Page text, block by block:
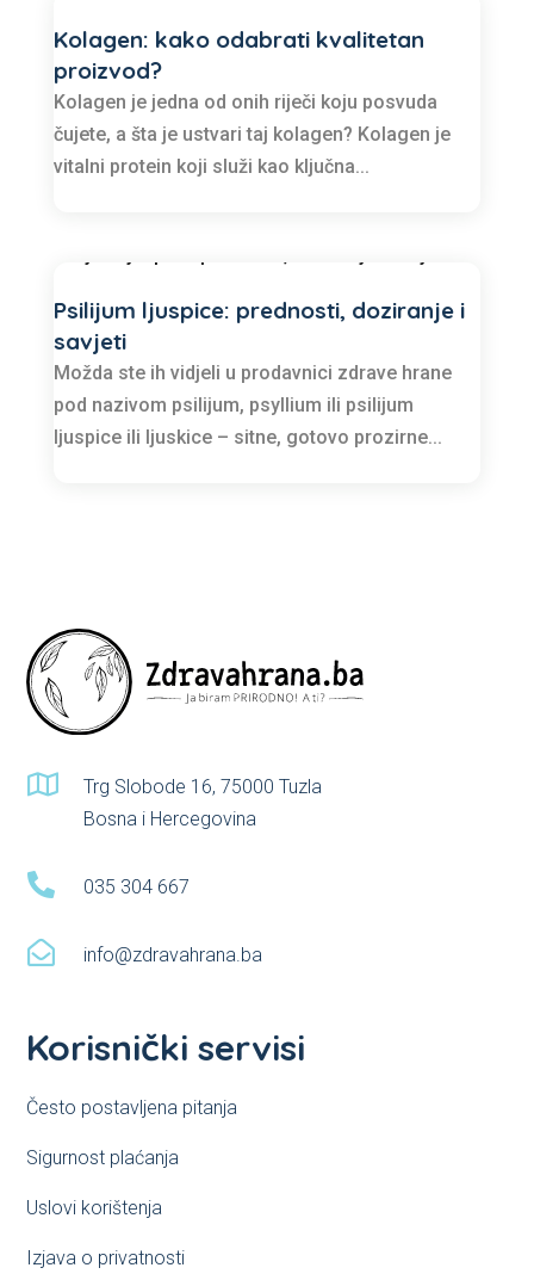
Kolagen: kako odabrati kvalitetan
proizvod?
Kolagen je jedna od onih riječi koju posvuda
čujete, a šta je ustvari taj kolagen? Kolagen je
vitalni protein koji služi kao ključna...
Psilijum ljuspice: prednosti, doziranje i
savjeti
Možda ste ih vidjeli u prodavnici zdrave hrane
pod nazivom psilijum, psyllium ili psilijum
ljuspice ili ljuskice – sitne, gotovo prozirne...

Trg Slobode 16, 75000 Tuzla
Bosna i Hercegovina
 035 304 667
 info@zdravahrana.ba
Korisnički servisi
Često postavljena pitanja
Sigurnost plaćanja
Uslovi korištenja
Izjava o privatnosti